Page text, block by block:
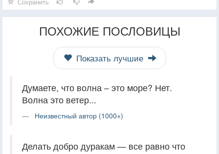
ПОХОЖИЕ ПОСЛОВИЦЫ
Показать лучшие
Думаете, что волна – это море? Нет.
Волна это ветер...
Неизвестный автор (1000+)
Делать добро дуракам — все равно что